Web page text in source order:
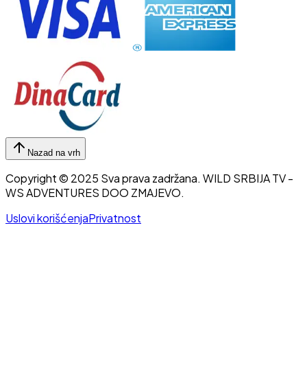
Nazad na vrh
Copyright © 2025 Sva prava zadržana. WILD SRBIJA TV-
WS ADVENTURES DOO ZMAJEVO.
Uslovi korišćenjaPrivatnost